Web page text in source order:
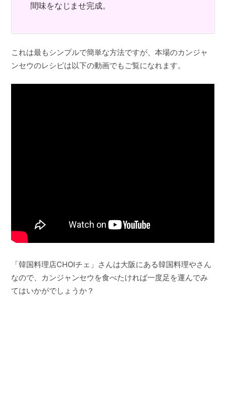
間味をなじませ完成。
これは最もシンプルで簡単な方法ですが、本場のカンジャ
ンセウのレシピは以下の動画でもご覧になれます。
「韓国料理店CHOIチェ」さんは大阪にある韓国料理やさん
なので、カンジャンセウを食べたければ一度足を運んでみ
てはいかがでしょうか？